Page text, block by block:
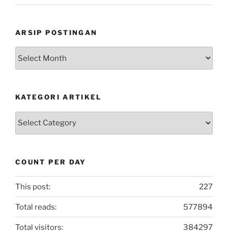
ARSIP POSTINGAN
KATEGORI ARTIKEL
Kategori
COUNT PER DAY
227
This post:
577894
Total reads:
384297
Total visitors: